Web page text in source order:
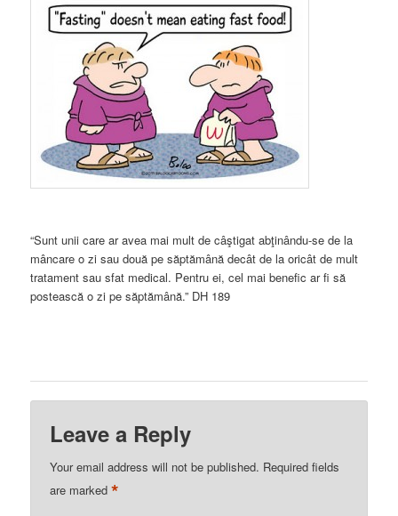
“Sunt unii care ar avea mai mult de câştigat abţinându-se de la
mâncare o zi sau două pe săptămână decât de la oricât de mult
tratament sau sfat medical. Pentru ei, cel mai benefic ar fi să
postească o zi pe săptămână.” DH 189
Leave a Reply
Your email address will not be published. Required fields
are marked*